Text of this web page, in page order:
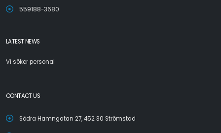
559188-3680
LATEST NEWS
Vi söker personal
CONTACT US
Södra Hamngatan 27, 452 30 Strömstad